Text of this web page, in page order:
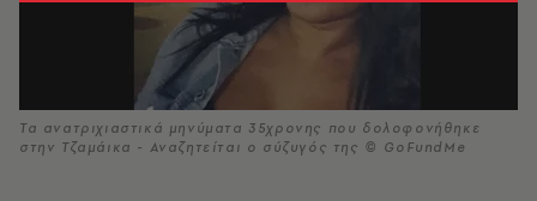
Τα ανατριχιαστικά μηνύματα 35χρονης που δολοφονήθηκε
στην Τζαμάικα - Αναζητείται ο σύζυγός της © GoFundMe